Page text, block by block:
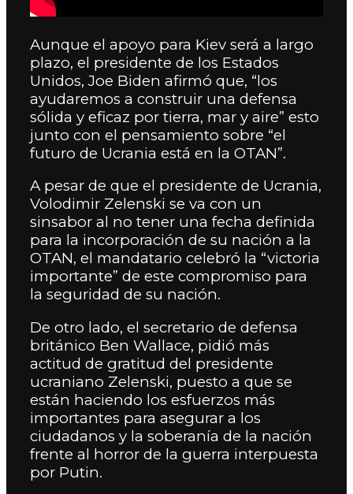
Aunque el apoyo para Kiev será a largo
plazo, el presidente de los Estados
Unidos, Joe Biden afirmó que, “los
ayudaremos a construir una defensa
sólida y eficaz por tierra, mar y aire” esto
junto con el pensamiento sobre “el
futuro de Ucrania está en la OTAN”.
A pesar de que el presidente de Ucrania,
Volodimir Zelenski se va con un
sinsabor al no tener una fecha definida
para la incorporación de su nación a la
OTAN, el mandatario celebró la “victoria
importante” de este compromiso para
la seguridad de su nación.
De otro lado, el secretario de defensa
británico Ben Wallace, pidió más
actitud de gratitud del presidente
ucraniano Zelenski, puesto a que se
están haciendo los esfuerzos más
importantes para asegurar a los
ciudadanos y la soberanía de la nación
frente al horror de la guerra interpuesta
por Putin.